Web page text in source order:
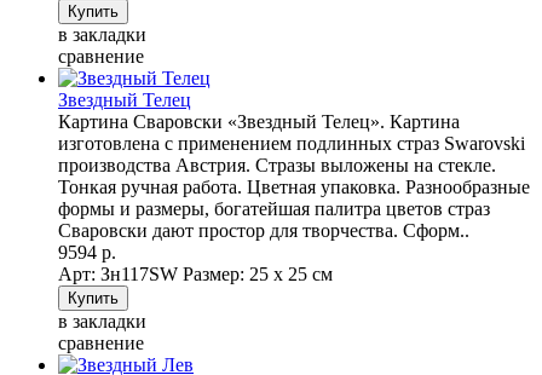
в закладки
сравнение
Звездный Телец
Картина Сваровски «Звездный Телец». Картина
изготовлена с применением подлинных страз Swarovski
производства Австрия. Стразы выложены на стекле.
Тонкая ручная работа. Цветная упаковка. Разнообразные
формы и размеры, богатейшая палитра цветов страз
Сваровски дают простор для творчества. Сформ..
9594 р.
Арт: Зн117SW Размер: 25 х 25 см
в закладки
сравнение